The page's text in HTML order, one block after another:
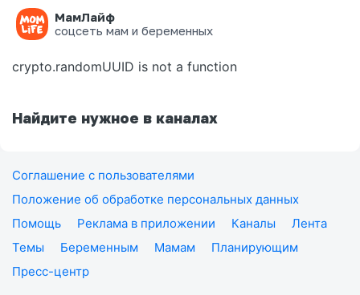
МамЛайф
соцсеть мам и беременных
Ошибка на странице
crypto.randomUUID is not a function
Найдите нужное в каналах
Соглашение с пользователями
Положение об обработке персональных данных
Помощь
Реклама в приложении Каналы
Лента
Темы
Беременным Мамам
Планирующим
Пресс-центр